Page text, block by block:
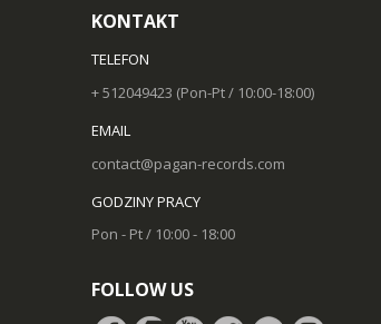
KONTAKT
TELEFON
+ 512049423 (Pon-Pt / 10:00-18:00)
EMAIL
contact@pagan-records.com
GODZINY PRACY
Pon - Pt / 10:00 - 18:00
FOLLOW US